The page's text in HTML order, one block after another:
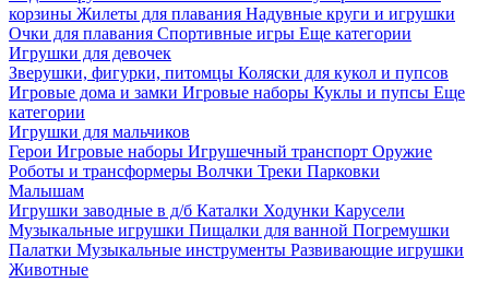
корзины Жилеты для плавания Надувные круги и игрушки
Очки для плавания Спортивные игры Еще категории
Игрушки для девочек
Зверушки, фигурки, питомцы Коляски для кукол и пупсов
Игровые дома и замки Игровые наборы Куклы и пупсы Еще
категории
Игрушки для мальчиков
Герои Игровые наборы Игрушечный транспорт Оружие
Роботы и трансформеры Волчки Треки Парковки
Малышам
Игрушки заводные в д/б Каталки Ходунки Карусели
Музыкальные игрушки Пищалки для ванной Погремушки
Палатки Музыкальные инструменты Развивающие игрушки
Животные